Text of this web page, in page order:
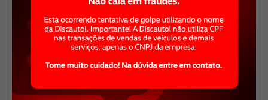
intenção online para conhecer o veículo e ser atendido por
nossos consultores. . Aceitamos seu veículo como entrada,
financiamos o restante de maneira facilitada! Venha até a
e ser atendido por um de nossos consultores de vendas.